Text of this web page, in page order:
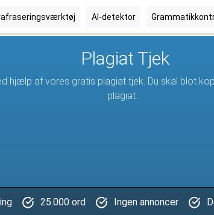
Al-detektor
Plagiat Tjek
hjælp af vores gratis plagiat tjek. Du skal blot
plagiat.
25.000 ord
25.000 ord
Ingen annoncer
Ingen annoncer